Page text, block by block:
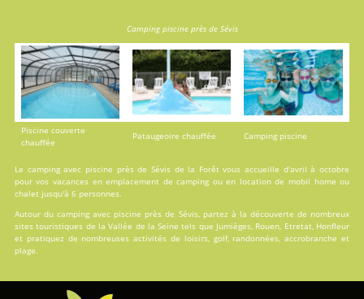
Camping piscine près de Sévis
Piscine couverte
chauffée
Pataugeoire chauffée Camping piscine
Le camping avec piscine près de Sévis de la Forêt vous accueille d'avril à octobre
pour vos vacances enemplacement de camping ou en locationde mobil home ou
chalet jusqu'à 6 personnes.
Autour du camping avec piscine près de Sévis, partez à la découverte de nombreux
sites touristiques de la Vallée de la Seine tels que Jumièges, Rouen, Etretat, Honfleur
et pratiquez de nombreuses activités de loisirs, golf, randonnées, accrobranche et
plage.